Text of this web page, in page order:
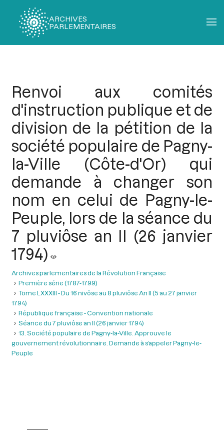
ARCHIVES
PARLEMENTAIRES
Renvoi aux comités
d'instruction publique et de
division de la pétition de la
société populaire de Pagny-
la-Ville (Côte-d'Or) qui
demande à changer son
nom en celui de Pagny-le-
Peuple, lors de la séance du
7 pluviôse an II (26 janvier
1794)
Archives parlementaires de la Révolution Française
Première série (1787-1799)
Tome LXXXIII - Du 16 nivôse au 8 pluviôse An II (5 au 27 janvier
1794)
République française - Convention nationale
Séance du 7 pluviôse an II (26 janvier 1794)
13. Société populaire de Pagny-la-Ville. Approuve le
gouvernement révolutionnaire. Demande à s’appeler Pagny-le-
Peuple